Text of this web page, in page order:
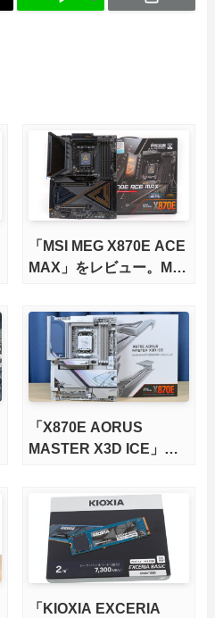
「MSI MEG X870E ACE
MAX」をレビュー。M.2
版X870Eマザーボードを
徹底検証
「X870E AORUS
MASTER X3D ICE」を
さらに高速にする完全版
X870Eマザーボードを徹
底検証
「KIOXIA EXCERIA